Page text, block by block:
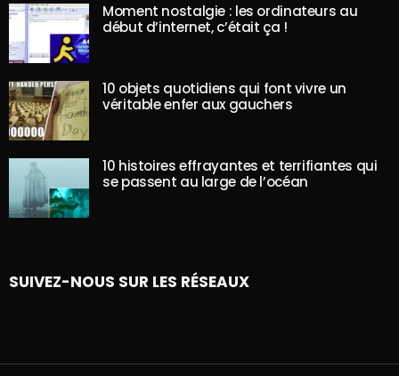
Moment nostalgie : les ordinateurs au
début d’internet, c’était ça !
10 objets quotidiens qui font vivre un
véritable enfer aux gauchers
10 histoires effrayantes et terrifiantes qui
se passent au large de l’océan
SUIVEZ-NOUS SUR LES RÉSEAUX